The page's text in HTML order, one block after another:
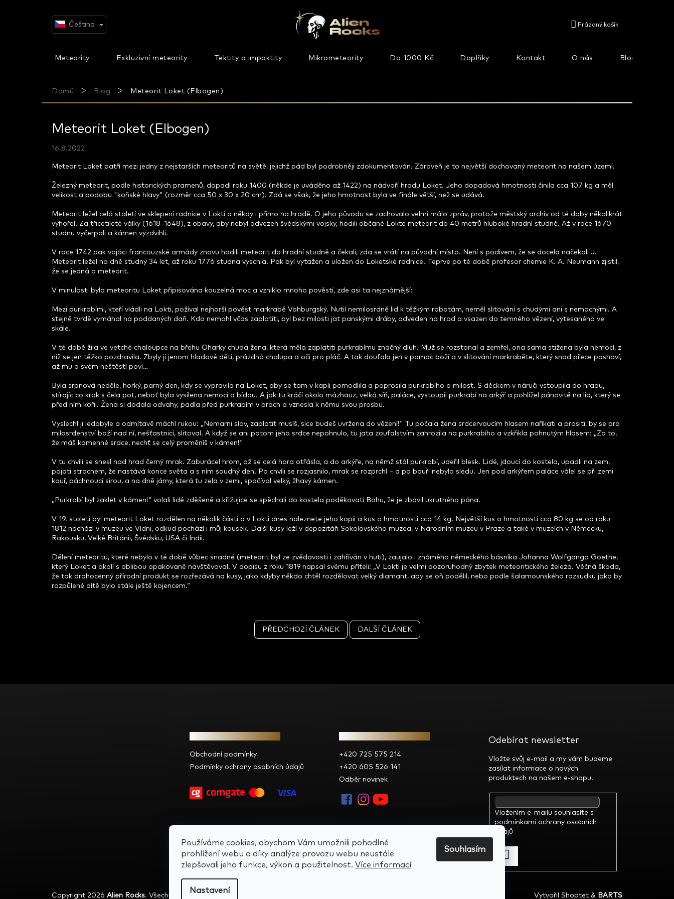
Používáme cookies, abychom Vám umožnili pohodlné
prohlížení webu a díky analýze provozu webu neustále
zlepšovali jeho funkce, výkon a použitelnost. Více informací
Nastavení
Souhlasím
Čeština
NÁKUPNÍ
Prázdný košík
Meteority Exkluzivní meteority Tektity a impaktity Mikrometeority Do 1000 Kč Doplňky Kontakt O nás Blog
Domů Blog Meteorit Loket (Elbogen)
Meteorit Loket (Elbogen)
16.8.2022
Meteorit Loket patří mezi jedny z nejstarších meteoritů na světě, jejichž pád byl podrobněji zdokumentován. Zároveň je to největší dochovaný meteorit na našem území.
Železný meteorit, podle historických pramenů, dopadl roku 1400 (někde je uváděno až 1422) na nádvoří hradu Loket. Jeho dopadová hmotnosti činila cca 107 kg a měl
velikost a podobu "koňské hlavy" (rozměr cca 50 x 30 x 20 cm). Zdá se však, že jeho hmotnost byla ve finále větší, než se udává.
Meteorit ležel celá staletí ve sklepení radnice v Lokti a někdy i přímo na hradě. O jeho původu se zachovalo velmi málo zpráv, protože městský archív od té doby několikrát
vyhořel. Za třicetileté války (1618–1648), z obavy, aby nebyl odvezen švédskými vojsky, hodili občané Lokte meteorit do 40 metrů hluboké hradní studně. Až v roce 1670
studnu vyčerpali a kámen vyzdvihli.
V roce 1742 pak vojáci francouzské armády znovu hodili meteorit do hradní studně a čekali, zda se vrátí na původní místo. Není s podivem, že se docela načekali J.
Meteorit ležel na dně studny 34 let, až roku 1776 studna vyschla. Pak byl vytažen a uložen do Loketské radnice. Teprve po té době profesor chemie K. A. Neumann zjistil,
že se jedná o meteorit.
V minulosti byla meteoritu Loket připisována kouzelná moc a vzniklo mnoho pověstí, zde asi ta nejznámější:
Mezi purkrabími, kteří vládli na Lokti, požíval nejhorší pověst markrabě Vohburgský. Nutil nemilosrdně lid k těžkým robotám, neměl slitování s chudými ani s nemocnými. A
stejně tvrdě vymáhal na poddaných daň. Kdo nemohl včas zaplatiti, byl bez milosti jat panskými dráby, odveden na hrad a vsazen do temného vězení, vytesaného ve
skále.
V té době žila ve vetché chaloupce na břehu Oharky chudá žena, která měla zaplatiti purkrabímu značný dluh. Muž se rozstonal a zemřel, ona sama stižena byla nemocí, z
níž se jen těžko pozdravila. Zbyly jí jenom hladové děti, prázdná chalupa a oči pro pláč. A tak doufala jen v pomoc boží a v slitování markraběte, který snad přece poshoví,
až mu o svém neštěstí poví…
Byla srpnová neděle, horký, parný den, kdy se vypravila na Loket, aby se tam v kapli pomodlila a poprosila purkrabího o milost. S děckem v náruči vstoupila do hradu,
stírajíc co krok s čela pot, neboť byla vysílena nemocí a bídou. A jak tu kráčí okolo mázhauz, velká síň, paláce, vystoupil purkrabí na arkýř a pohlížel pánovitě na lid, který se
před ním kořil. Žena si dodala odvahy, padla před purkrabím v prach a vznesla k němu svou prosbu.
Vyslechl ji ledabyle a odmítavě máchl rukou: „Nemarni slov, zaplatit musíš, sice budeš uvržena do vězení!“ Tu počala žena srdcervoucím hlasem naříkati a prositi, by se pro
milosrdenství boží nad ní, nešťastnicí, slitoval. A když se ani potom jeho srdce nepohnulo, tu jata zoufalstvím zahrozila na purkrabího a vzkřikla pohnutým hlasem: „Za to,
že máš kamenné srdce, nechť se celý proměníš v kámen!“
V tu chvíli se snesl nad hrad černý mrak. Zaburácel hrom, až se celá hora otřásla, a do arkýře, na němž stál purkrabí, udeřil blesk. Lidé, jdoucí do kostela, upadli na zem,
pojati strachem, že nastává konce světa a s ním soudný den. Po chvíli se rozjasnilo, mrak se rozprchl – a po bouři nebylo sledu. Jen pod arkýřem paláce válel se při zemi
kouř, páchnoucí sirou, a na dně jámy, která tu zela v zemi, spočíval velký, žhavý kámen.
„Purkrabí byl zaklet v kámen!“ volali lidé zděšeně a křižujíce se spěchali do kostela poděkovati Bohu, že je zbavil ukrutného pána.
V 19. století byl meteorit Loket rozdělen na několik částí a v Lokti dnes naleznete jeho kopii a kus o hmotnosti cca 14 kg. Největší kus o hmotnosti cca 80 kg se od roku
1812 nachází v muzeu ve Vídni, odkud pochází i můj kousek. Další kusy leží v depozitáři Sokolovského muzea, v Národním muzeu v Praze a také v muzeích v Německu,
Rakousku, Velké Británii, Švédsku, USA či Indii.
Dělení meteoritu, které nebylo v té době vůbec snadné (meteorit byl ze zvědavosti i zahříván v huti), zaujalo i známého německého básníka Johanna Wolfganga Goethe,
který Loket a okolí s oblibou opakovaně navštěvoval. V dopisu z roku 1819 napsal svému příteli: „V Lokti je velmi pozoruhodný zbytek meteoritického železa. Věčná škoda,
že tak drahocenný přírodní produkt se rozřezává na kusy, jako kdyby někdo chtěl rozdělovat velký diamant, aby se oň podělil, nebo podle šalamounského rozsudku jako by
rozpůlené dítě bylo stále ještě kojencem.“
PŘEDCHOZÍ ČLÁNEK DALŠÍ ČLÁNEK
Obchodní podmínky
Podmínky ochrany osobních údajů
+420 725 575 214
+420 605 526 141
Odběr novinek
Odebírat newsletter
Vložte svůj e-mail a my vám budeme
zasílat informace o nových
produktech na našem e-shopu.
Vložením e-mailu souhlasíte s
podmínkami ochrany osobních
údajů
Vytvořil Shoptet & BARTS
Copyright 2026 Alien Rocks. Všechna práva vyhrazena.